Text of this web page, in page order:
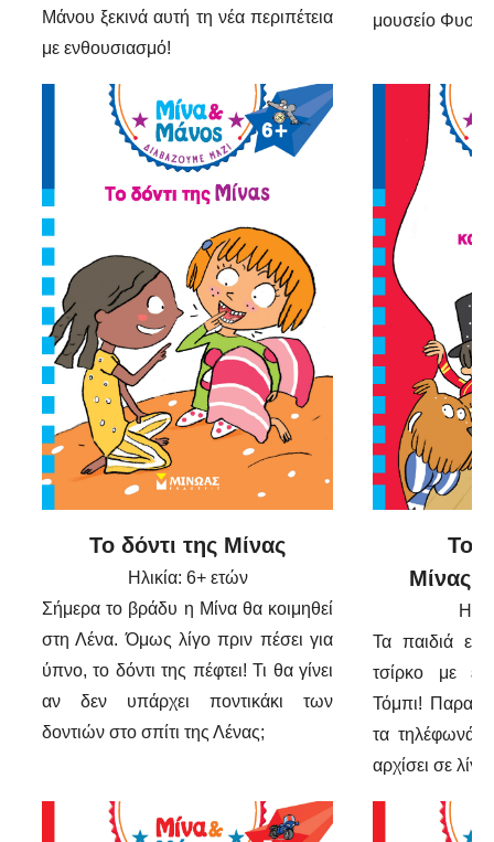
Μάνου ξεκινά αυτή τη νέα περιπέτεια
με ενθουσιασμό!
μουσείο
Το δόντι της Μίνας
Ηλικία: 6+ ετών
Σήμερα το βράδυ η Μίνα θα κοιμηθεί
στη Λένα. Όμως λίγο πριν πέσει για
ύπνο, το δόντι της πέφτει! Τι θα γίνει
αν δεν υπάρχει ποντικάκι των
δοντιών στο σπίτι της Λένας;
Το
Μίνας
Τα παιδιά
τσίρκο με
Τόμπι!
τα τηλέφωνά
αρχίσει σε λίγο.